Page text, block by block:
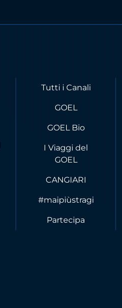
Tutti i Canali
GOEL
GOEL Bio
I Viaggi del
GOEL
CANGIARI
#maipiùstragi
Partecipa